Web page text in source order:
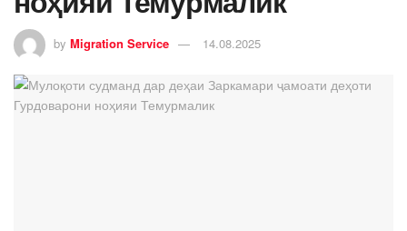
by Migration Service 14.08.2025